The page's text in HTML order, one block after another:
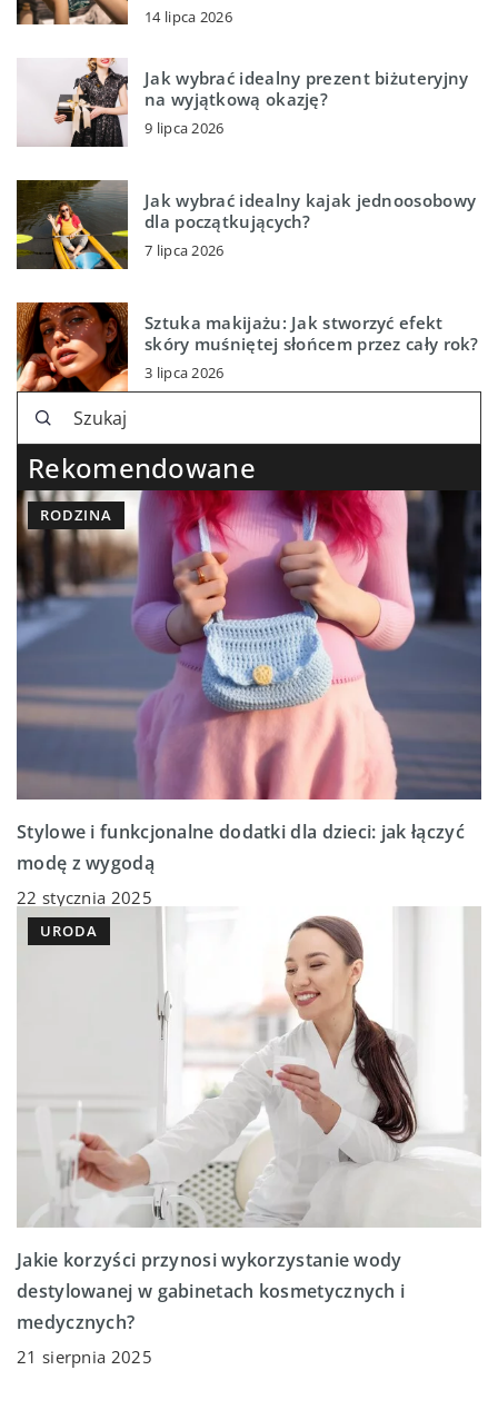
14 lipca 2026
Jak wybrać idealny prezent biżuteryjny
na wyjątkową okazję?
9 lipca 2026
Jak wybrać idealny kajak jednoosobowy
dla początkujących?
7 lipca 2026
Sztuka makijażu: Jak stworzyć efekt
skóry muśniętej słońcem przez cały rok?
3 lipca 2026
Rekomendowane
RODZINA
Stylowe i funkcjonalne dodatki dla dzieci: jak łączyć
modę z wygodą
22 stycznia 2025
URODA
Jakie korzyści przynosi wykorzystanie wody
destylowanej w gabinetach kosmetycznych i
medycznych?
21 sierpnia 2025